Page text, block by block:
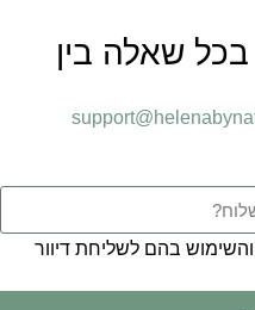
שאלה בין
בהם לשליחת דיוור